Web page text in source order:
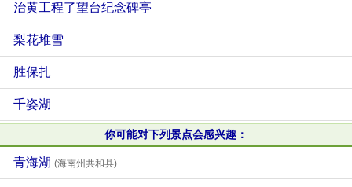
治黄工程了望台纪念碑亭
梨花堆雪
胜保扎
千姿湖
你可能对下列景点会感兴趣：
青海湖 (海南州共和县)